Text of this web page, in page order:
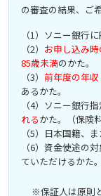
の審査の結果、ご
（1）ソニー銀行
（2） お申し込み
85歳未満のかた。
（3） 前年度の年
あるかた。
（4）ソニー銀行
れるかた。（保険
（5）日本国籍、
（6）資金使途の
ていただけるかた。
※保証人は原則